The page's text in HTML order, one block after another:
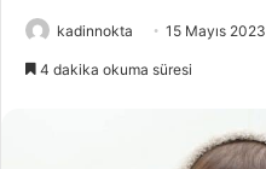
kadinnokta 15 Mayıs 2023
4 dakika okuma süresi